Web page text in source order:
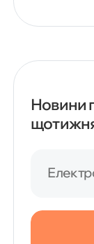
Новини